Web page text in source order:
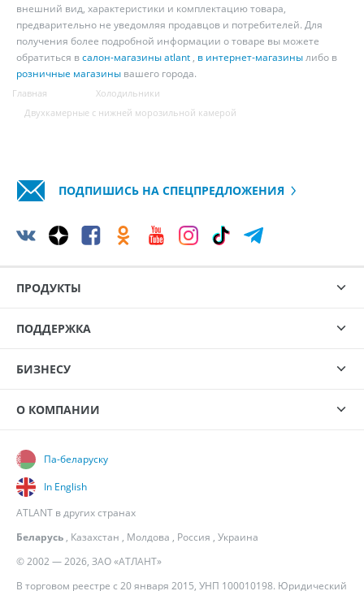
внешний вид, характеристики и комплектацию товара,
предварительно не уведомляя продавцов и потребителей. Для
получения более подробной информации о товаре вы можете
обратиться всалон-магазины atlant , в интернет-магазинылибо в
розничные магазины вашего города.
Главная
Холодильники
Двухкамерные с нижней морозильной камерой
ПОДПИШИСЬ НА СПЕЦПРЕДЛОЖЕНИЯ
ПРОДУКТЫ
ПОДДЕРЖКА
БИЗНЕСУ
О КОМПАНИИ
© 2002 — 2026, ЗАО «АТЛАНТ»
В торговом реестре с 20 января 2015, УНП 100010198. Юридический
Па-беларуску
In English
ATLANT в других странах
Беларусь , Казахстан , Молдова , Россия , Украина